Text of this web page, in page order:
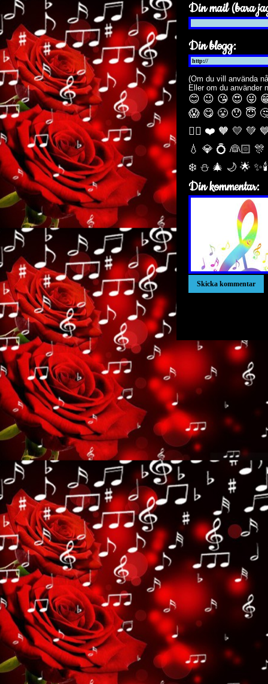
Din mail (bara
Din blogg:
(Om du vill använda
Eller om du använder
😊 😉 😘 😍 😜
😱 😋 😤 😯 😇
🏳️‍🌈 ❤️ 🧡 💛 💚
💧 💎 💍 👰🏻
❄️ ⛄ 🎄 🌙️ 🌟
Din kommentar: